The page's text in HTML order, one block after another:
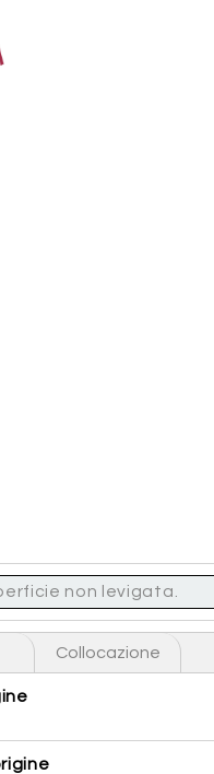
non levigata.
Collocazione